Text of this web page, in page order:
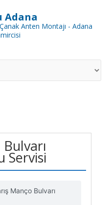
Adana
Anten Montajı - Adana
Servisi
Manço Bulvarı